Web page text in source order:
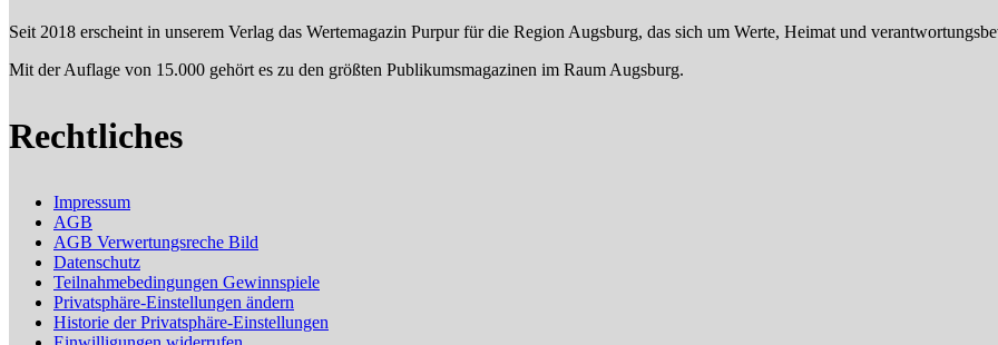
Seit 2018 erscheint in unserem Verlag das Wertemagazin Purpur für die Region Augsburg, das sich um Werte, Heimat und
Mit der Auflage von 15.000 gehört es zu den größten Publikumsmagazinen im Raum Augsburg.
Rechtliches
Impressum
AGB
AGB Verwertungsreche Bild
Datenschutz
Teilnahmebedingungen Gewinnspiele
Privatsphäre-Einstellungen ändern
Historie der Privatsphäre-Einstellungen